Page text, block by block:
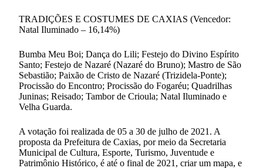
TRADIÇÕES E COSTUMES DE CAXIAS (Vencedor:
Natal Iluminado – 16,14%)
Bumba Meu Boi; Dança do Lili; Festejo do Divino Espírito
Santo; Festejo de Nazaré (Nazaré do Bruno); Mastro de São
Sebastião; Paixão de Cristo de Nazaré (Trizidela-Ponte);
Procissão do Encontro; Procissão do Fogaréu; Quadrilhas
Juninas; Reisado; Tambor de Crioula; Natal Iluminado e
Velha Guarda.
A votação foi realizada de 05 a 30 de julho de 2021. A
proposta da Prefeitura de Caxias, por meio da Secretaria
Municipal de Cultura, Esporte, Turismo, Juventude e
Patrimônio Histórico, é até o final de 2021, criar um mapa, e